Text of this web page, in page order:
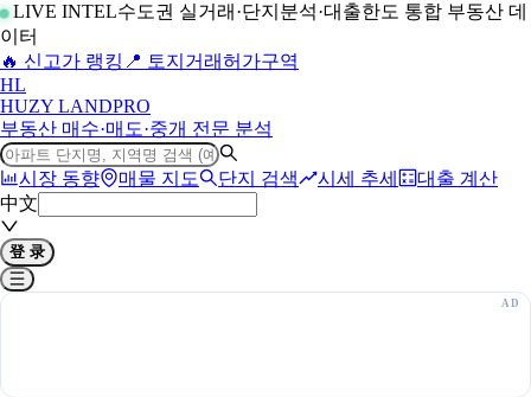
LIVE INTEL수도권 실거래·단지분석·대출한도 통합 부동산 데
이터
🔥 신고가 랭킹 📍 토지거래허가구역
HL
HUZY LANDPRO
부동산 매수·매도·중개 전문 분석
시장 동향 매물 지도 단지 검색 시세 추세
대출 계산
中文
登 录